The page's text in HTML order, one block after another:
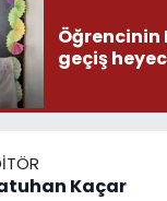
Öğrencinin
geçiş
Kaçar